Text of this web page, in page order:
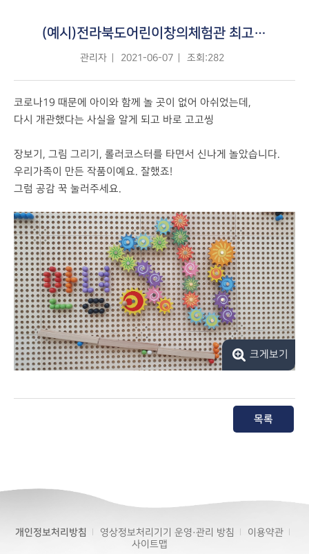
(예시)전라북도어린이창의체험관 최고!! 신나게 체험하고 갑니다.
관리자 2021-06-07 조회:282
코로나19 때문에 아이와 함께 놀 곳이 없어 아쉬었는데,
다시 개관했다는 사실을 알게 되고 바로 고고씽
장보기, 그림 그리기, 롤러코스터를 타면서 신나게 놀았습니다.
우리가족이 만든 작품이예요. 잘했죠!
그럼 공감 꾹 눌러주세요.
크게보기
목록
개인정보처리방침 영상정보처리기기 운영·관리 방침
이용약관
사이트맵